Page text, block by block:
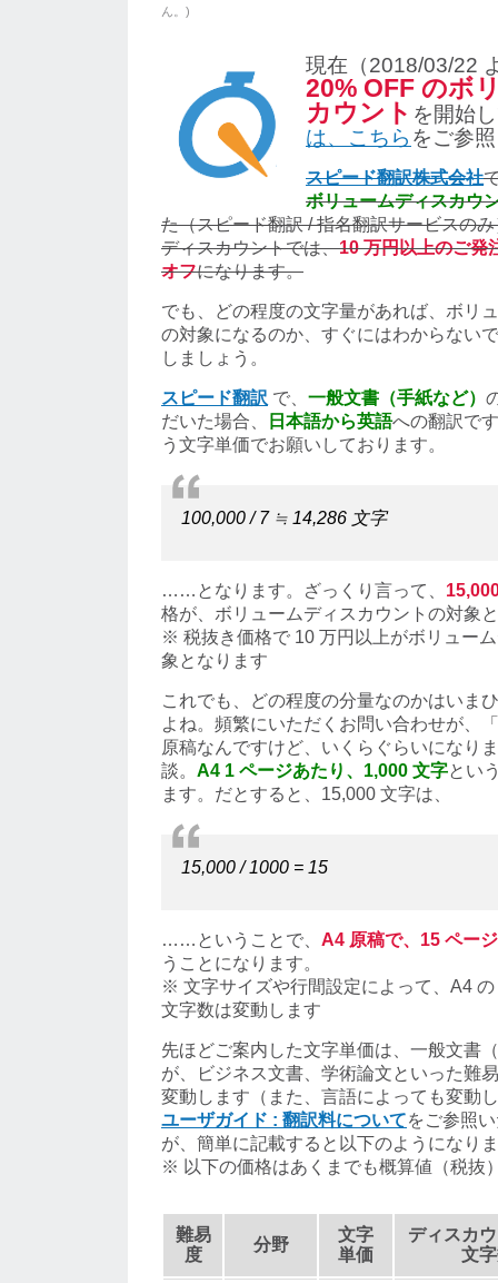
ん。 )
現在（2018/03/22
20% OFF のボ
カウント を開始
は、こちら をご参
スピード翻訳株式会社
ボリュームディスカウ
た（スピード翻訳 / 指名翻訳サービスの
ディスカウントでは、10 万円以上のご発
オフになります。
でも、どの程度の文字量があれば、ボリ
の対象になるのか、すぐにはわからない
しましょう。
スピード翻訳 で、 一般文書（手紙など）
だいた場合、
日本語から英語への翻訳で
う文字単価でお願いしております。
100,000 / 7 ≒ 14,286 文字
……となります。ざっくり言って、
格が、ボリュームディスカウントの対象
※ 税抜き価格で 10 万円以上がボリュー
象となります
これでも、どの程度の分量なのかはいま
よね。頻繁にいただくお問い合わせが、
原稿なんですけど、いくらぐらいになり
談。 A4 1 ページあたり、1,000 文字とい
ます。だとすると、15,000 文字は、
15,000 / 1000 = 15
……ということで、 A4 原稿で、15 ペー
うことになります。
※ 文字サイズや行間設定によって、A4
文字数は変動します
先ほどご案内した文字単価は、一般文書
が、ビジネス文書、学術論文といった難
変動します（また、言語によっても変動
ユーザガイド : 翻訳料についてをご参照
が、簡単に記載すると以下のようになり
※ 以下の価格はあくまでも概算値（税抜
難易
度
分野
文字
単価
ディスカ
文